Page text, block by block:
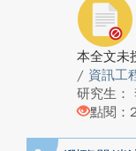
本全文未
/ 資訊工
研究生：
點閱：